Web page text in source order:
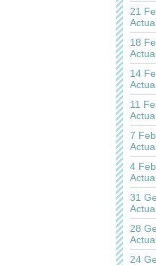
21
18
14
11
7
4
31
28
24